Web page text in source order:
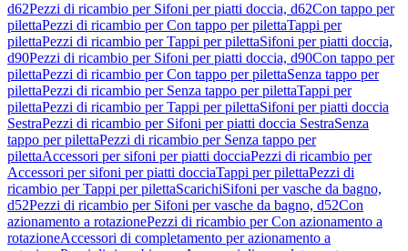
d62Pezzi di ricambio per Sifoni per piatti doccia, d62Con tappo per
pilettaPezzi di ricambio per Con tappo per pilettaTappi per
pilettaPezzi di ricambio per Tappi per pilettaSifoni per piatti doccia,
d90Pezzi di ricambio per Sifoni per piatti doccia, d90Con tappo per
pilettaPezzi di ricambio per Con tappo per pilettaSenza tappo per
pilettaPezzi di ricambio per Senza tappo per pilettaTappi per
pilettaPezzi di ricambio per Tappi per pilettaSifoni per piatti doccia
SestraPezzi di ricambio per Sifoni per piatti doccia SestraSenza
tappo per pilettaPezzi di ricambio per Senza tappo per
pilettaAccessori per sifoni per piatti docciaPezzi di ricambio per
Accessori per sifoni per piatti docciaTappi per pilettaPezzi di
ricambio per Tappi per pilettaScarichiSifoni per vasche da bagno,
d52Pezzi di ricambio per Sifoni per vasche da bagno, d52Con
azionamento a rotazionePezzi di ricambio per Con azionamento a
rotazioneAccessori di completamento per azionamento a